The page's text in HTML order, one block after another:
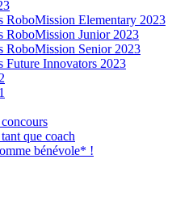
RoboMission Elementary 2023
RoboMission Junior 2023
RoboMission Senior 2023
Future Innovators 2023
que coach
bénévole* !